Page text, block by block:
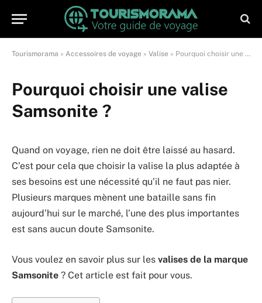
Tourismorama » Accessoires de voyage » Valise » Pourquoi choisir une valise Samsonite ?
Pourquoi choisir une valise
Samsonite ?
Quand on voyage, rien ne doit être laissé au hasard.
C’est pour cela que choisir la valise la plus adaptée à
ses besoins est une nécessité qu’il ne faut pas nier.
Plusieurs marques mènent une bataille sans fin
aujourd’hui sur le marché, l’une des plus importantes
est sans aucun doute Samsonite.
Vous voulez en savoir plus sur les valises de la marque
Samsonite ? Cet article est fait pour vous.